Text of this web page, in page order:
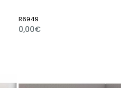
R6949
0,00€